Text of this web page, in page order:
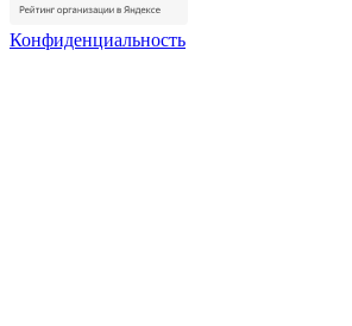
Конфиденциальность